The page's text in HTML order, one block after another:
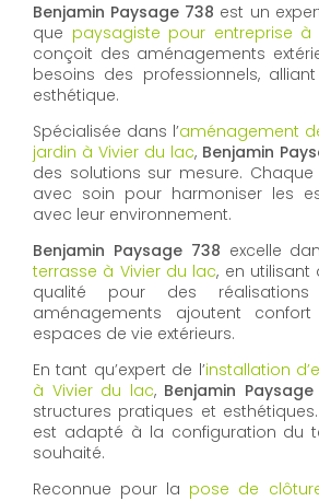
Benjamin Paysage 738 est un
que paysagiste pour entreprise à
conçoit des aménagements
besoins des professionnels,
esthétique.
Spécialisée dans l’aménagement
jardin à Vivier du lac, Benjamin
des solutions sur mesure.
avec soin pour harmoniser les
avec leur environnement.
Benjamin Paysage 738 excelle
terrasse à Vivier du lac, en utilisant
qualité pour des réalisations
aménagements ajoutent
espaces de vie extérieurs.
En tant qu’expert de l’installation
à Vivier du lac, Benjamin Paysage
structures pratiques et
est adapté à la configuration du
souhaité.
Reconnue pour la pose de